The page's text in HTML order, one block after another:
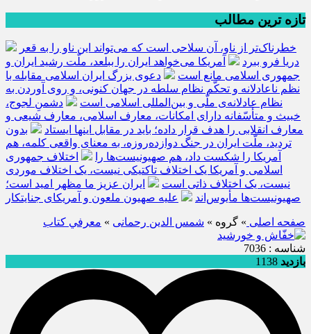
تازه ترین مطالب
خطرناک‌تر از ناو، آن سلاحی است که می‌تواند این ناو را به قعر
دریا فرو ببرد
آمریکا می‌خواهد ایران را ببلعد، ملّت رشید ایران و
جمهوری اسلامی مانع است
دعوی بزرگ ایران اسلامی مقابله با
نظم ناعادلانه و تحکّم نظام سلطه در جهان کنونی، و روی آوردن به
نظام عادلانه‌ی ملّی و بین‌المللی اسلامی است
دشمنِ لجوج،
خبیث و متأسّفانه دارای امکانات، معارف اسلامی، معارف شیعی و
معارف انقلابی را هدف قرار داده؛ باید در مقابل اینها ایستاد
بدون
تردید، ملّت ایران در جنگ دوازده‌روزه، به معنای واقعی کلمه، هم
آمریکا را شکست داد، هم صهیونیست‌ها را
اختلاف جمهوری
اسلامی و آمریکا یک اختلاف تاکتیکی نیست، یک اختلاف موردی
نیست، یک اختلاف ذاتی است
ایران عزیز ما مظهر امید است؛
صهیونیست‌ها مأیوس‌اند
علیه صهیون ملعون و آمریکای جنایتکار
صفحه اصلی » گروه » شمس الدین رحمانی » معرفي كتاب
شناسه : 7036
بازدید 1138